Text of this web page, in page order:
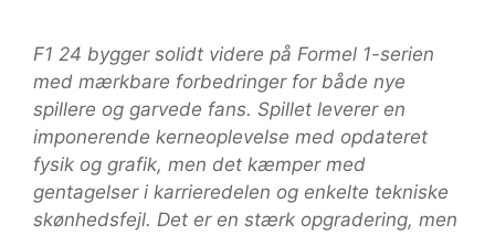
F1 24 bygger solidt videre på Formel 1-serien
med mærkbare forbedringer for både nye
spillere og garvede fans. Spillet leverer en
imponerende kerneoplevelse med opdateret
fysik og grafik, men det kæmper med
gentagelser i karrieredelen og enkelte tekniske
skønhedsfejl. Det er en stærk opgradering, men